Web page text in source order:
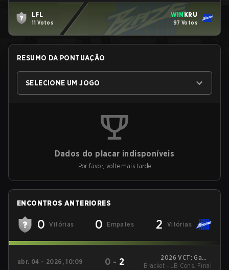
LFL
11 Votos
WINKRÜ
97 Votos
RESUMO DA PONTUAÇÃO
SELECIONE UM JOGO
Dados do placar indisponíveis
Por favor, volte mais tarde
ENCONTROS ANTERIORES
0 Vitórias 0 Empates 2 Vitórias
abr. 04 - 2026, 10:09 0 - 2
2026 VCT: Game
Changers Latin
Bracket - LB Cons. Final